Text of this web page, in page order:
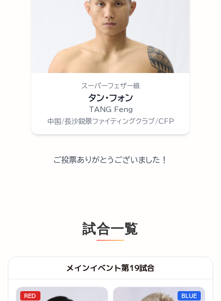
スーパーフェザー級
タン・フォン
TANG Feng
中国/長沙鋭景ファイティングクラブ/CFP
ご投票ありがとうございました！
試合一覧
メインイベント第19試合
RED BLUE